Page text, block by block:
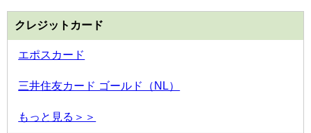
クレジットカード
エポスカード
三井住友カード ゴールド（NL）
もっと見る＞＞